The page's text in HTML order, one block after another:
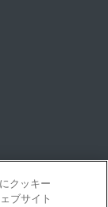
クッキー
ブサイト